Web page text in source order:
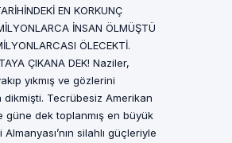
EN KORKUNÇ
İNSAN ÖLMÜŞTÜ
ÖLECEKTİ.
ÇIKANA DEK! Naziler,
yıkmış ve gözlerini
dikmişti. Tecrübesiz Amerikan
güne dek toplanmış en büyük
silahlı güçleriyle